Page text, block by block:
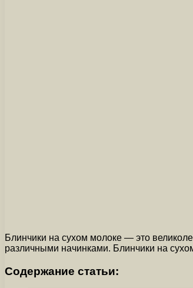
Блинчики на сухом молоке — это
различными начинками. Блинчики на
Содержание статьи: